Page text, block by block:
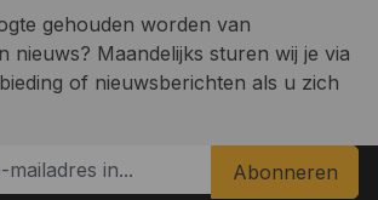
gehouden worden van
nieuws? Maandelijks sturen wij je via
of nieuwsberichten als u zich
Abonneren